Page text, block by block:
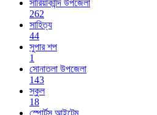
সারিয়াকান্দি উপজেলা
262
সাহিত্য
44
সুপার শপ
1
সোনাতলা উপজেলা
143
স্কুল
18
স্পোর্টস আইটেম